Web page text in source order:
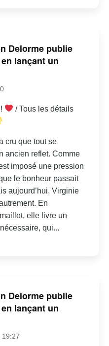
Delorme publie
lançant un
/ Tous les détails
cru que tout se
ancien reflet. Comme
imposé une pression
le bonheur passait
aujourd’hui, Virginie
En
elle livre un
qui...
Delorme publie
lançant un
19:27